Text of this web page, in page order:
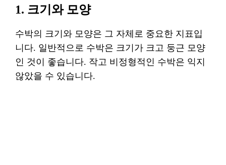
1. 크기와 모양
수박의 크기와 모양은 그 자체로 중요한 지표입
니다. 일반적으로 수박은 크기가 크고 둥근 모양
인 것이 좋습니다. 작고 비정형적인 수박은 익지
않았을 수 있습니다.